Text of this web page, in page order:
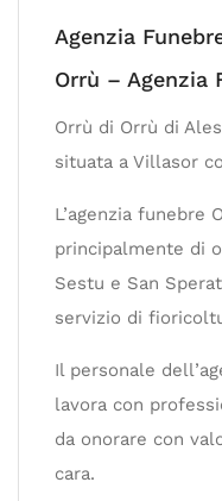
Agenzia
Orrù – Agenzia
Orrù di Orrù di
situata a Villasor
L’agenzia funebre
principalmente di
Sestu e San
servizio di
Il personale
lavora con
da onorare con
cara.